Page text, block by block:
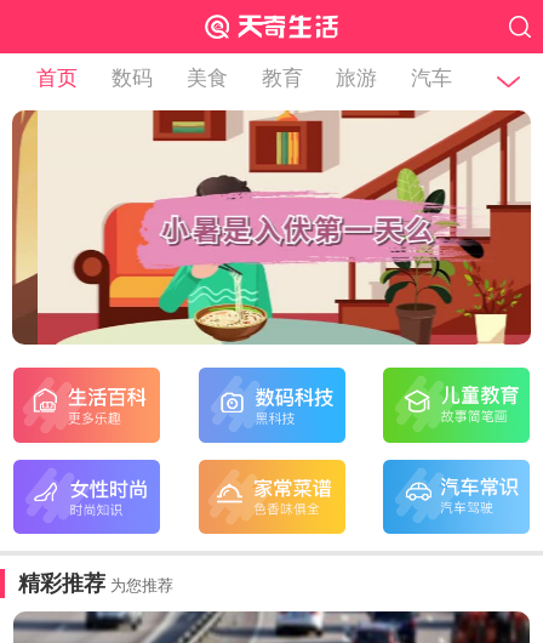
首页 数码 美食 教育 旅游 汽车
精彩推荐 为您推荐